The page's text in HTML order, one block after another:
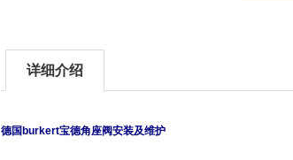
详细介绍
德国burkert宝德角座阀安装及维护